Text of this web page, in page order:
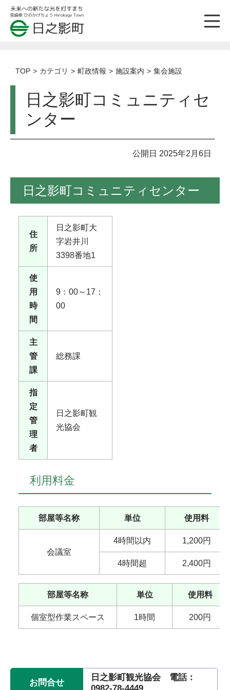
TOP カテゴリ 町政情報 施設案内 集会施設
日之影町コミュニティセ
ンター
公開日 2025年2月6日
日之影町コミュニティセンター
住
所
日之影町大
字岩井川
3398番地1
使
用
時
間
9：00～17：
00
主
管
課
総務課
指
定
管
理
者
日之影町観
光協会
利用料金
部屋等名称 単位 使用料
会議室
4時間以内 1,200円
4時間超 2,400円
部屋等名称 単位 使用料
個室型作業スペース 1時間 200円
お問合せ
日之影町観光協会 電話：
0982-78-4449